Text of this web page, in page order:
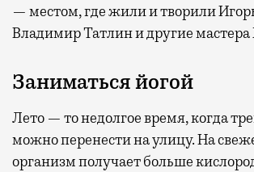
— местом, где жили и творили
Владимир Татлин и другие мастера
Заниматься йогой
Лето — то недолгое время, когда
можно перенести на улицу. На
организм получает больше